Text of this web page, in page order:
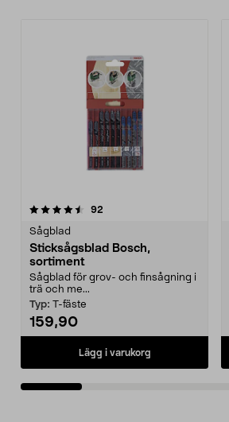
92
Sågblad
Sticksågsblad Bosch,
sortiment
Sågblad för grov- och finsågning i
trä och me...
Typ:
T-fäste
159,90
Lägg i varukorg
4.5av 5 stjärnor